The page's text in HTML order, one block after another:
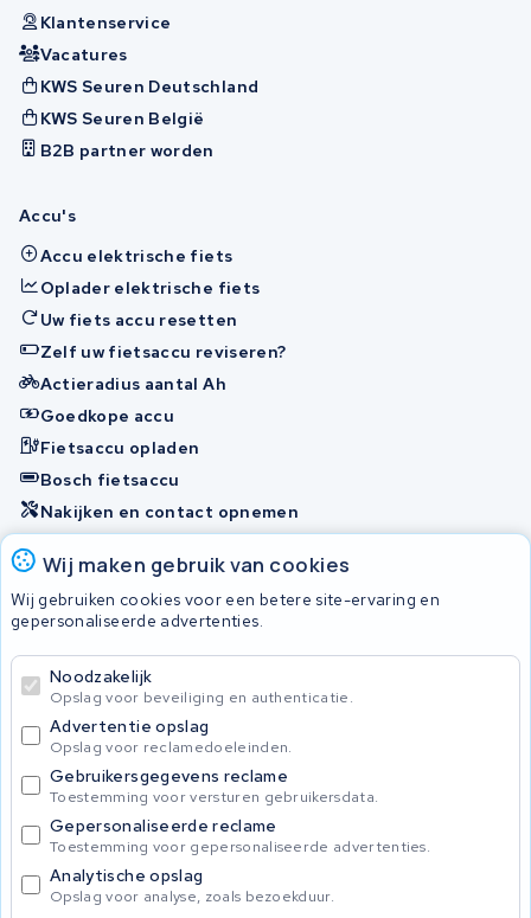
Wij maken gebruik van cookies
Wij gebruiken cookies voor een betere site-ervaring en
gepersonaliseerde advertenties.
Noodzakelijk
Opslag voor beveiliging en authenticatie.
Advertentie opslag
Opslag voor reclamedoeleinden.
Gebruikersgegevens reclame
Toestemming voor versturen gebruikersdata.
Gepersonaliseerde reclame
Toestemming voor gepersonaliseerde advertenties.
Analytische opslag
Opslag voor analyse, zoals bezoekduur.
Klantenservice
Vacatures
KWS Seuren Deutschland
KWS Seuren België
B2B partner worden
Accu's
Accu elektrische fiets
Oplader elektrische fiets
Uw fiets accu resetten
Zelf uw fietsaccu reviseren?
Actieradius aantal Ah
Goedkope accu
Fietsaccu opladen
Bosch fietsaccu
Nakijken en contact opnemen
Privacybeleid